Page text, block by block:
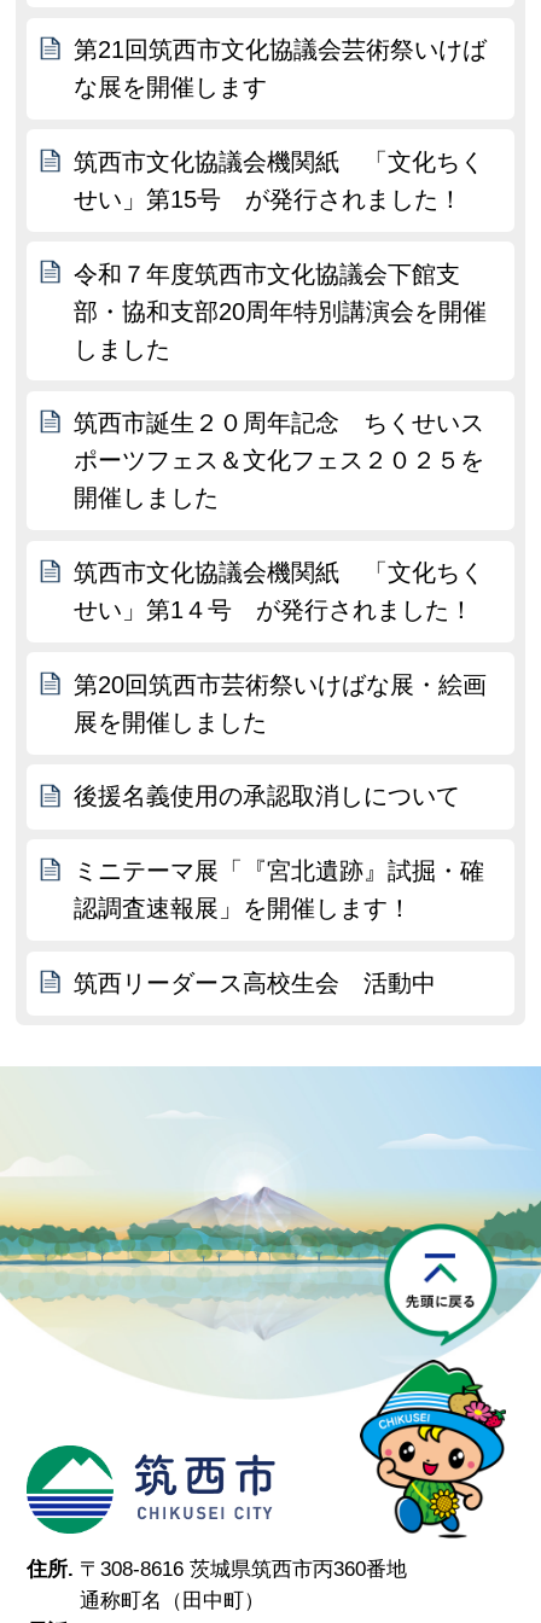
第21回筑西市文化協議会芸術祭いけば
な展を開催します
筑西市文化協議会機関紙 「文化ちく
せい」第15号 が発行されました！
令和７年度筑西市文化協議会下館支
部・協和支部20周年特別講演会を開催
しました
筑西市誕生２０周年記念 ちくせいス
ポーツフェス＆文化フェス２０２５を
開催しました
筑西市文化協議会機関紙 「文化ちく
せい」第1４号 が発行されました！
第20回筑西市芸術祭いけばな展・絵画
展を開催しました
後援名義使用の承認取消しについて
ミニテーマ展「『宮北遺跡』試掘・確
認調査速報展」を開催します！
筑西リーダース高校生会 活動中
筑西市
住所. 〒308-8616 茨城県筑西市丙360番地
通称町名（田中町）